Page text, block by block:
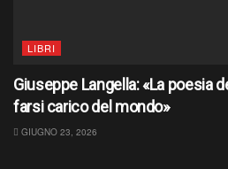
LIBRI
Giuseppe Langella: «La poesia
farsi carico del mondo»
GIUGNO 23, 2026